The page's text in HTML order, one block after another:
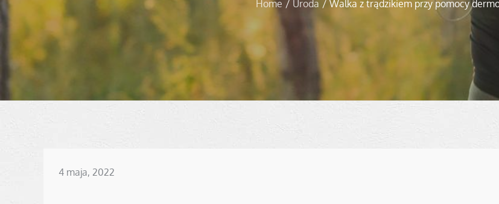
Home Uroda Walka z trądzikiem przy pomocy
Posted
4 maja, 2022